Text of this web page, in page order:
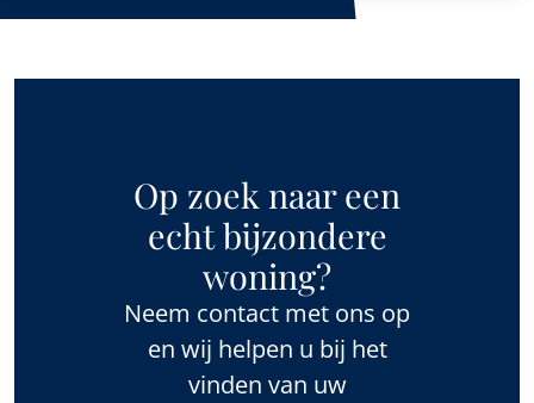
Op zoek naar een
echt bijzondere
woning?
Neem contact met ons op
en wij helpen u bij het
vinden van uw